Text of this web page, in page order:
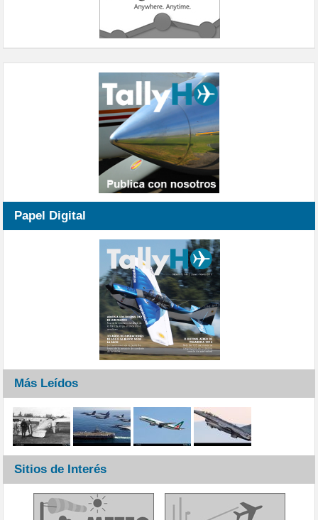
Papel Digital
Más Leídos
Sitios de Interés